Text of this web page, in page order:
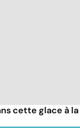
cette glace à la